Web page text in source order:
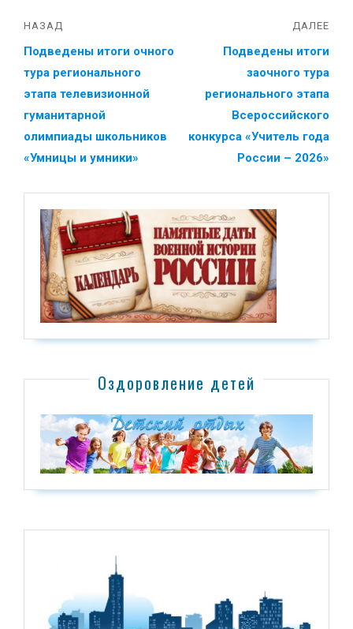
НАЗАД
Подведены итоги очного
тура регионального
этапа телевизионной
гуманитарной
олимпиады школьников
«Умницы и умники»
ДАЛЕЕ
Подведены итоги
заочного тура
регионального этапа
Всероссийского
конкурса «Учитель года
России – 2026»
Оздоровление детей